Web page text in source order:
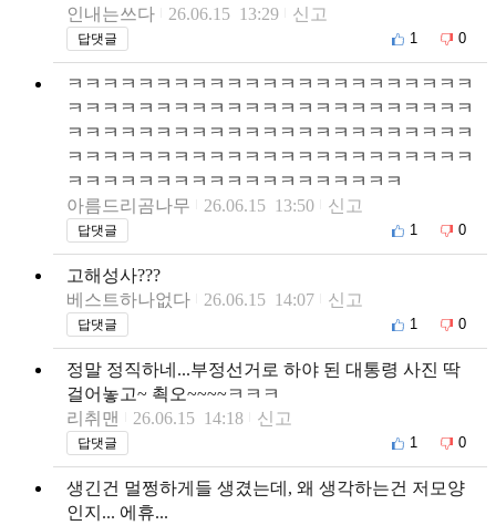
인내는쓰다
26.06.15 13:29 신고
답댓글 1 0
ㅋㅋㅋㅋㅋㅋㅋㅋㅋㅋㅋㅋㅋㅋㅋㅋㅋㅋㅋㅋㅋㅋㅋ
ㅋㅋㅋㅋㅋㅋㅋㅋㅋㅋㅋㅋㅋㅋㅋㅋㅋㅋㅋㅋㅋㅋㅋ
ㅋㅋㅋㅋㅋㅋㅋㅋㅋㅋㅋㅋㅋㅋㅋㅋㅋㅋㅋㅋㅋㅋㅋ
ㅋㅋㅋㅋㅋㅋㅋㅋㅋㅋㅋㅋㅋㅋㅋㅋㅋㅋㅋㅋㅋㅋㅋ
ㅋㅋㅋㅋㅋㅋㅋㅋㅋㅋㅋㅋㅋㅋㅋㅋㅋㅋㅋ
아름드리곰나무
26.06.15 13:50 신고
답댓글 1 0
고해성사???
베스트하나없다
26.06.15 14:07 신고
답댓글 1 0
정말 정직하네...부정선거로 하야 된 대통령 사진 딱
걸어놓고~ 쵝오~~~~ㅋㅋㅋ
리취맨
26.06.15 14:18 신고
답댓글 1 0
생긴건 멀쩡하게들 생겼는데, 왜 생각하는건 저모양
인지... 에휴...